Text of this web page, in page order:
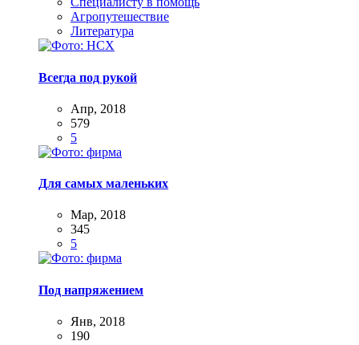
Агропутешествие
Литература
Всегда под рукой
Апр, 2018
579
5
Для самых маленьких
Мар, 2018
345
5
Под напряжением
Янв, 2018
190